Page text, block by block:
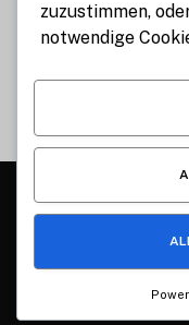
© 2026 Alle
Haftungsausschluss
zuzustimmen,
notwendige